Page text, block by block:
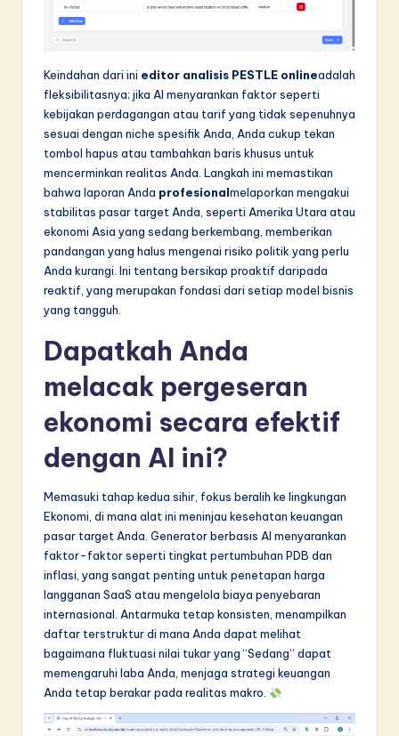
Keindahan dari ini editor analisis PESTLE onlineadalah
fleksibilitasnya; jika AI menyarankan faktor seperti
kebijakan perdagangan atau tarif yang tidak sepenuhnya
sesuai dengan niche spesifik Anda, Anda cukup tekan
tombol hapus atau tambahkan baris khusus untuk
mencerminkan realitas Anda. Langkah ini memastikan
bahwa laporan Anda profesionalmelaporkan mengakui
stabilitas pasar target Anda, seperti Amerika Utara atau
ekonomi Asia yang sedang berkembang, memberikan
pandangan yang halus mengenai risiko politik yang perlu
Anda kurangi. Ini tentang bersikap proaktif daripada
reaktif, yang merupakan fondasi dari setiap model bisnis
yang tangguh.
Dapatkah Anda
melacak pergeseran
ekonomi secara efektif
dengan AI ini?
Memasuki tahap kedua sihir, fokus beralih ke lingkungan
Ekonomi, di mana alat ini meninjau kesehatan keuangan
pasar target Anda. Generator berbasis AI menyarankan
faktor-faktor seperti tingkat pertumbuhan PDB dan
inflasi, yang sangat penting untuk penetapan harga
langganan SaaS atau mengelola biaya penyebaran
internasional. Antarmuka tetap konsisten, menampilkan
daftar terstruktur di mana Anda dapat melihat
bagaimana fluktuasi nilai tukar yang “Sedang” dapat
memengaruhi laba Anda, menjaga strategi keuangan
Anda tetap berakar pada realitas makro.